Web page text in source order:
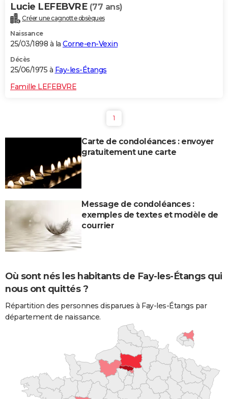
Lucie LEFEBVRE (77 ans)
Créer une cagnotte obsèques
Naissance
25/03/1898 à la Corne-en-Vexin
Décès
25/06/1975 à Fay-les-Étangs
Famille LEFEBVRE
1
Carte de condoléances : envoyer
gratuitement une carte
Message de condoléances :
exemples de textes et modèle de
courrier
Où sont nés les habitants de Fay-les-Étangs qui
nous ont quittés ?
Répartition des personnes disparues à Fay-les-Étangs par
département de naissance.